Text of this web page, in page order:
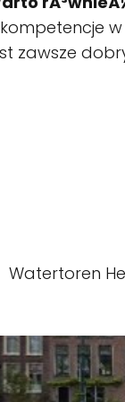
zawsze
Watertoren